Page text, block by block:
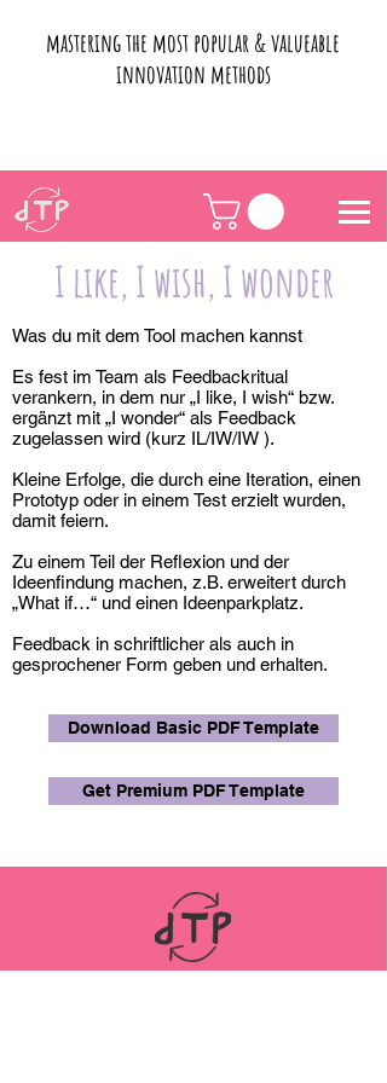
mastering the most popular & valueable
innovation methods
I like, I wish, I wonder
Was du mit dem Tool machen kannst
Es fest im Team als Feedbackritual
verankern, in dem nur „I like, I wish“ bzw.
ergänzt mit „I wonder“ als Feedback
zugelassen wird (kurz IL/IW/IW ).
Kleine Erfolge, die durch eine Iteration, einen
Prototyp oder in einem Test erzielt wurden,
damit feiern.
Zu einem Teil der Reflexion und der
Ideenfindung machen, z.B. erweitert durch
„What if…“ und einen Ideenparkplatz.
Feedback in schriftlicher als auch in
gesprochener Form geben und erhalten.
Download Basic PDF Template
Get Premium PDF Template